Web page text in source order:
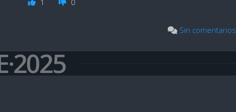
1 0
Sin comentarios